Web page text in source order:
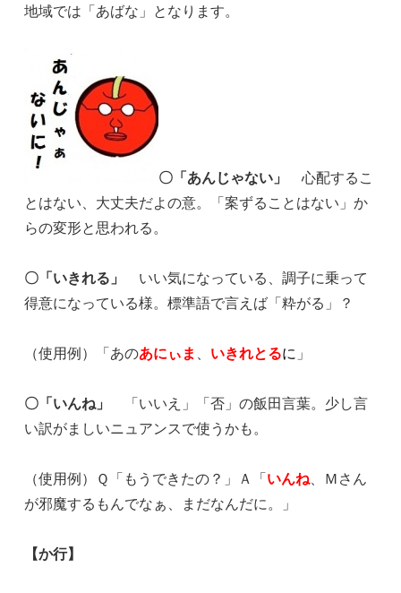
地域では「あばな」となります。
〇「あんじゃない」
心配するこ
とはない、大丈夫だよの意。「案ずることはない」か
らの変形と思われる。
〇「いきれる」
いい気になっている、調子に乗って
得意になっている様。標準語で言えば「粋がる」？
（使用例）「あのあにぃま いきれとるに 」
〇「いんね」
「いいえ」「否」の飯田言葉。少し言
い訳がましいニュアンスで使うかも。
（使用例）Ｑ「もうできたの？」Ａ「いんね 、Ｍさん
が邪魔するもんでなぁ、まだなんだに。」
【か行】